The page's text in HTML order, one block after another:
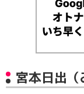
宮本日出（